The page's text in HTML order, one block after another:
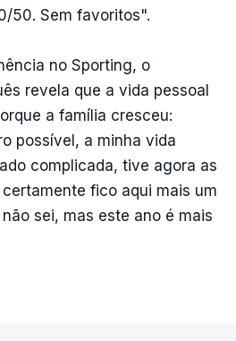
50. Sem favoritos".
no Sporting, o
revela que a vida pessoal
a família cresceu:
possível, a minha vida
complicada, tive agora as
fico aqui mais um
sei, mas este ano é mais